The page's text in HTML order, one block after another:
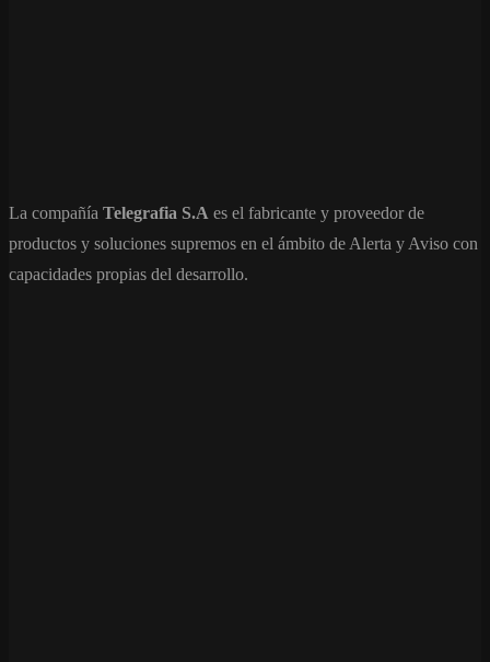
La compañía Telegrafia S.A es el fabricante y proveedor de
productos y soluciones supremos en el ámbito de Alerta y Aviso con
capacidades propias del desarrollo.